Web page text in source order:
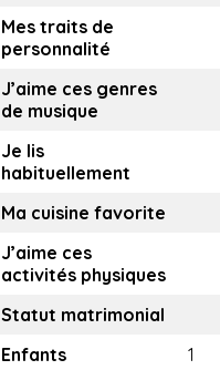
Mes traits de
personnalité
J’aime ces genres
de musique
Je lis
habituellement
Ma cuisine favorite
J’aime ces
activités physiques
Statut matrimonial
Enfants
1